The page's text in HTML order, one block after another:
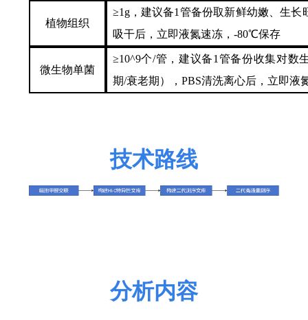
植物组织
≥1g，建议备1管备份取新鲜幼嫩、生长
吸干后，立即液氮速冻，-80℃保存
微生物单菌
≥10^9个/管，建议备1管备份收集对数
期/衰老期），PBS清洗离心后，立即液
技术路线
分析内容